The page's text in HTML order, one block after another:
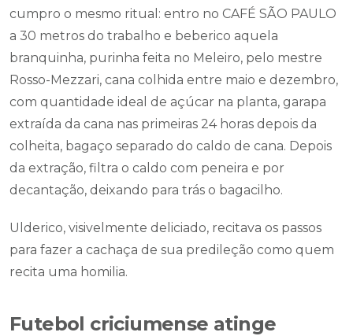
cumpro o mesmo ritual: entro no CAFÉ SÃO PAULO
a 30 metros do trabalho e beberico aquela
branquinha, purinha feita no Meleiro, pelo mestre
Rosso-Mezzari, cana colhida entre maio e dezembro,
com quantidade ideal de açúcar na planta, garapa
extraída da cana nas primeiras 24 horas depois da
colheita, bagaço separado do caldo de cana. Depois
da extração, filtra o caldo com peneira e por
decantação, deixando para trás o bagacilho.
Ulderico, visivelmente deliciado, recitava os passos
para fazer a cachaça de sua predileção como quem
recita uma homilia.
Futebol criciumense atinge